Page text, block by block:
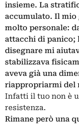
insieme. La
accumulato. Il mio
molto personale:
attacchi di panico;
disegnare mi
stabilizzava
aveva già una
riappropriarmi del
Infatti il tuo non è
resistenza.
Rimane però una